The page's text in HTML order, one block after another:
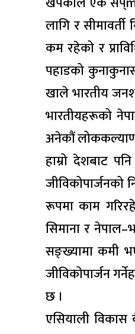
लागि र
कम रहेको र
पहाडको
खाले भारतीय
भारतीयहरूको
अनेकौं
हाम्रो देशबाट
जीविकोपार्जनको
रूपमा काम
सिमाना र
सङ्ख्यामा कमी
जीविकोपार्जन
छ ।
एसियाली विकास